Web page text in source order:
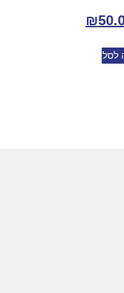
₪
לסל